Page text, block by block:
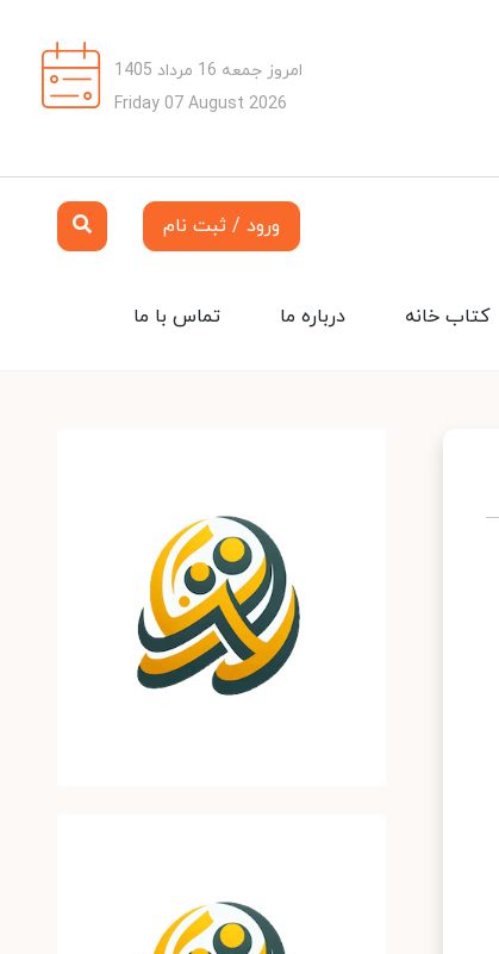
امروز جمعه 16 مرداد 1405
Friday 07 August 2026
ورود / ثبت نام
تماس با ما درباره ما کتاب خانه